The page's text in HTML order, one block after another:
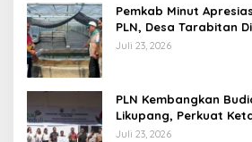
Pemkab Minut
PLN, Desa Tarabitan
Pangan Berbasis
Juli 23, 2026
PLN Kembangkan
Likupang, Perkuat
Ekonomi Masyarakat
Juli 23, 2026